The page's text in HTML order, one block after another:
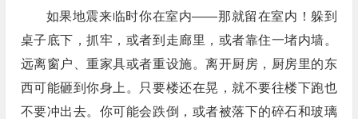
如果地震来临时你在室内——那就留在室内！躲到
桌子底下，抓牢，或者到走廊里，或者靠住一堵内墙。
远离窗户、重家具或者重设施。离开厨房，厨房里的东
西可能砸到你身上。只要楼还在晃，就不要往楼下跑也
不要冲出去。你可能会跌倒，或者被落下的碎石和玻璃